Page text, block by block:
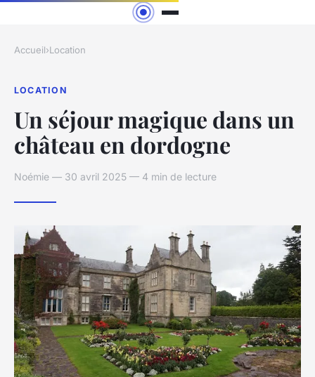
Accueil›Location
LOCATION
Un séjour magique dans un
château en dordogne
Noémie — 30 avril 2025 — 4 min de lecture